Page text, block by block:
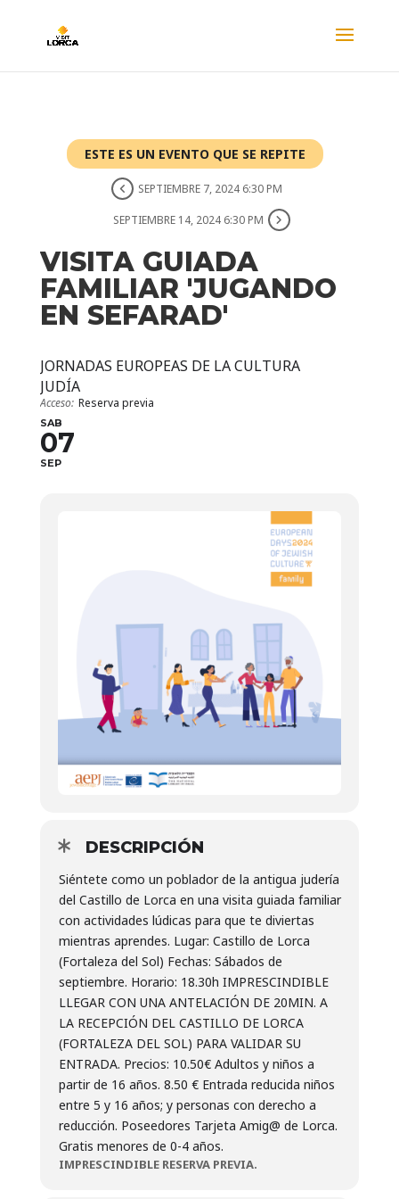
ESTE ES UN EVENTO QUE SE REPITE
SEPTIEMBRE 7, 2024 6:30 PM
SEPTIEMBRE 14, 2024 6:30 PM
VISITA GUIADA
FAMILIAR 'JUGANDO
EN SEFARAD'
JORNADAS EUROPEAS DE LA CULTURA
JUDÍA
Acceso: Reserva previa
SAB
07
SEP
DESCRIPCIÓN
Siéntete como un poblador de la antigua judería
del Castillo de Lorca en una visita guiada familiar
con actividades lúdicas para que te diviertas
mientras aprendes. Lugar: Castillo de Lorca
(Fortaleza del Sol) Fechas: Sábados de
septiembre. Horario: 18.30h IMPRESCINDIBLE
LLEGAR CON UNA ANTELACIÓN DE 20MIN. A
LA RECEPCIÓN DEL CASTILLO DE LORCA
(FORTALEZA DEL SOL) PARA VALIDAR SU
ENTRADA. Precios: 10.50€ Adultos y niños a
partir de 16 años. 8.50 € Entrada reducida niños
entre 5 y 16 años; y personas con derecho a
reducción. Poseedores Tarjeta Amig@ de Lorca.
Gratis menores de 0-4 años.
IMPRESCINDIBLE RESERVA PREVIA.